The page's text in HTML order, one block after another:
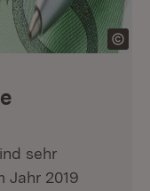
sehr
Jahr 2019